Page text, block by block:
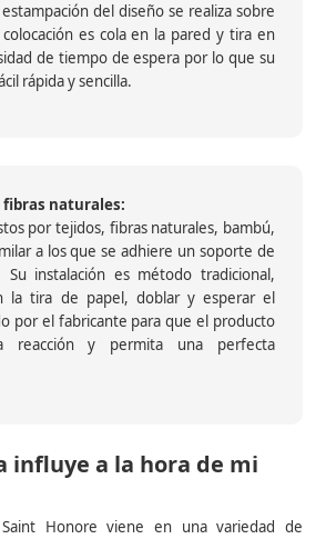
del diseño se realiza sobre
es cola en la pared y tira en
de tiempo de espera por lo que su
rápida y sencilla.
fibras naturales:
por tejidos, fibras naturales, bambú,
a los que se adhiere un soporte de
Su instalación es método tradicional,
la tira de papel, doblar y esperar el
por el fabricante para que el producto
reacción y permita una perfecta
influye a la hora de mi
Honore viene en una variedad de